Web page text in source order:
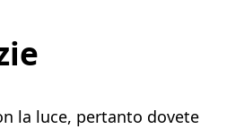
la luce, pertanto dovete